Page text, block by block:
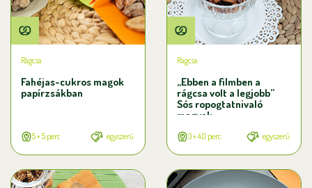
Rágcsa
Fahéjas-cukros magok
papírzsákban
5 + 5 perc egyszerű
Rágcsa
„Ebben a filmben a
rágcsa volt a legjobb”
Sós ropogtatnivaló
magvak
3 + 40 perc egyszerű